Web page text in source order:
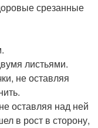
срезанные
листьями.
не оставляя
оставляя над ней
в рост в сторону,